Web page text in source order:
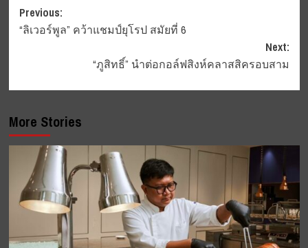
Post
navigation
Previous:
“ลิเวอร์พูล” คว้าแชมป์ยุโรป สมัยที่ 6
Next:
“ภูสิทธิ์” นำต่อกอล์ฟสิงห์คลาสสิครอบสาม
More Stories